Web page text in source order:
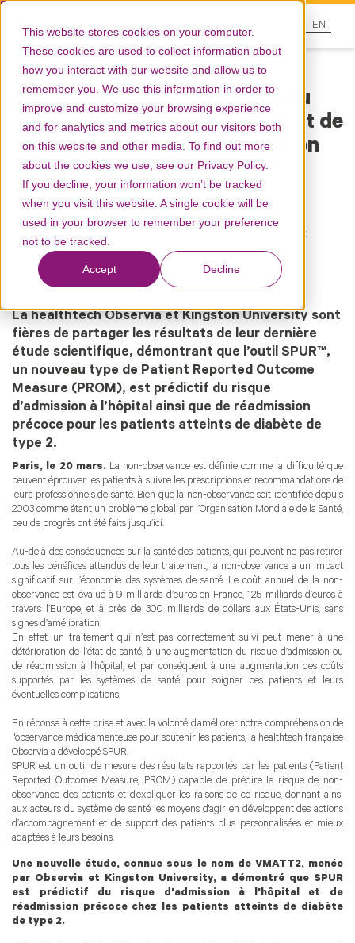
This website stores cookies on your computer.
These cookies are used to collect information about
how you interact with our website and allow us to
remember you. We use this information in order to
improve and customize your browsing experience
and for analytics and metrics about our visitors both
on this website and other media. To find out more
about the cookies we use, see our Privacy Policy.
If you decline, your information won’t be tracked
when you visit this website. A single cookie will be
used in your browser to remember your preference
not to be tracked.
Accept Decline
EN
Ressources
L’outil SPUR™ prédictif du
risque d’hôspitalisation et de
réadmission précoce selon
une nouvelle étude
Recherche Digitalisation santé
Sciences
Comportement patient
La healthtech Observia et Kingston University sont
fières de partager les résultats de leur dernière
étude scientifique, démontrant que l’outil SPUR™,
un nouveau type de Patient Reported Outcome
Measure (PROM), est prédictif du risque
d’admission à l’hôpital ainsi que de réadmission
précoce pour les patients atteints de diabète de
type 2.
Paris, le 20 mars. La non-observance est définie comme la difficulté que
peuvent éprouver les patients à suivre les prescriptions et recommandations de
leurs professionnels de santé. Bien que la non-observance soit identifiée depuis
2003 comme étant un problème global par l’Organisation Mondiale de la Santé,
peu de progrès ont été faits jusqu’ici.
Au-delà des conséquences sur la santé des patients, qui peuvent ne pas retirer
tous les bénéfices attendus de leur traitement, la non-observance a un impact
significatif sur l’économie des systèmes de santé. Le coût annuel de la non-
observance est évalué à 9 milliards d’euros en France, 125 milliards d’euros à
travers l’Europe, et à près de 300 milliards de dollars aux États-Unis, sans
signes d’amélioration.
En effet, un traitement qui n’est pas correctement suivi peut mener à une
détérioration de l’état de santé, à une augmentation du risque d’admission ou
de réadmission à l’hôpital, et par conséquent à une augmentation des coûts
supportés par les systèmes de santé pour soigner ces patients et leurs
éventuelles complications.
En réponse à cette crise et avec la volonté d'améliorer notre compréhension de
l'observance médicamenteuse pour soutenir les patients, la healthtech française
Observia a développé SPUR.
SPUR est un outil de mesure des résultats rapportés par les patients (Patient
Reported Outcomes Measure, PROM) capable de prédire le risque de non-
observance des patients et d'expliquer les raisons de ce risque, donnant ainsi
aux acteurs du système de santé les moyens d'agir en développant des actions
d’accompagnement et de support des patients plus personnalisées et mieux
adaptées à leurs besoins.
Une nouvelle étude, connue sous le nom de VMATT2, menée
par Observia et Kingston University, a démontré que SPUR
est prédictif du risque d'admission à l'hôpital et de
réadmission précoce chez les patients atteints de diabète
de type 2.